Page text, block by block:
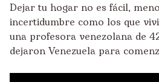
Dejar tu hogar no es fácil,
incertidumbre como los que
una profesora venezolana de
dejaron Venezuela para